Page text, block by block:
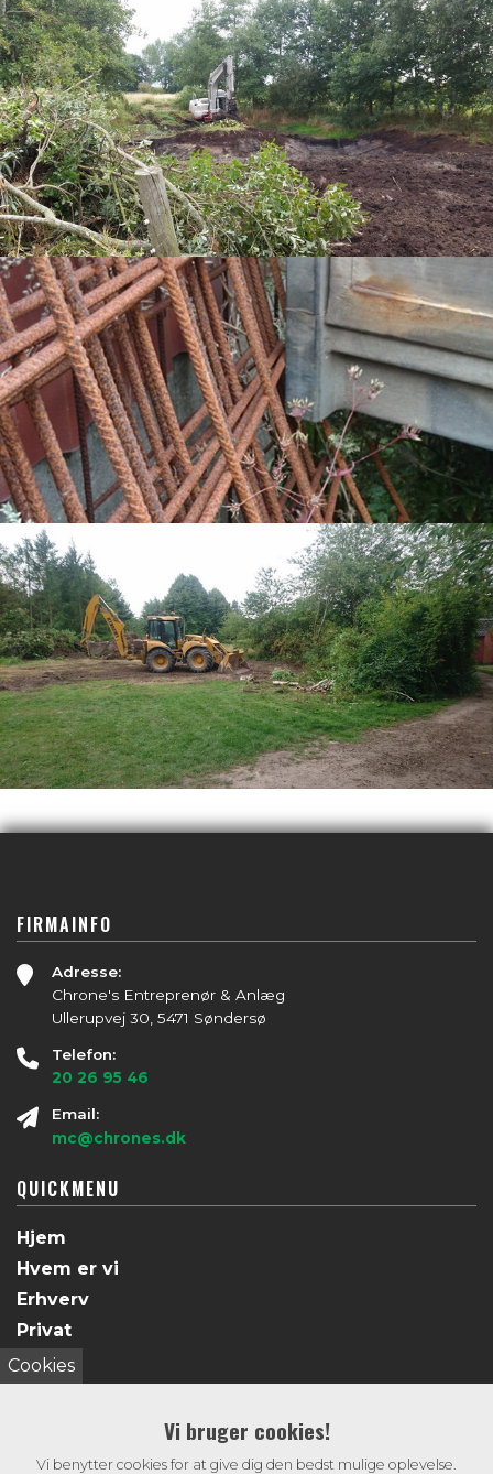
FIRMAINFO
Adresse:
Chrone's Entreprenør & Anlæg
Ullerupvej 30, 5471 Søndersø
Telefon:
20 26 95 46
Email:
mc@chrones.dk
QUICKMENU
Hjem
Hvem er vi
Erhverv
Privat
Galleri
Cookies
Vi bruger cookies!
Vi benytter cookies for at give dig den bedst mulige oplevelse.